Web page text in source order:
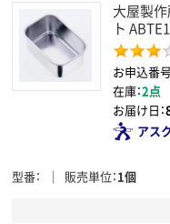
大屋製
ト
お申込番
在庫：2点
お届け日：
アス
型番 販売単位 1個